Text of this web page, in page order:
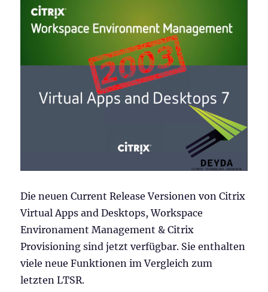
Die neuen Current Release Versionen von Citrix
Virtual Apps and Desktops, Workspace
Environament Management & Citrix
Provisioning sind jetzt verfügbar. Sie enthalten
viele neue Funktionen im Vergleich zum
letzten LTSR.